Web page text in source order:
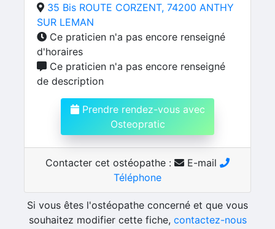
35 Bis ROUTE CORZENT, 74200 ANTHY
SUR LEMAN
Ce praticien n'a pas encore renseigné
d'horaires
Ce praticien n'a pas encore renseigné
de description
Prendre rendez-vous avec
Osteopratic
Contacter cet ostéopathe :
E-mail
Téléphone
Si vous êtes l'ostéopathe concerné et que vous
souhaitez modifier cette fiche, contactez-nous